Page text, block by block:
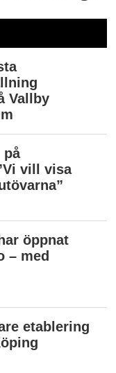
Vallby
på
vill visa
öppnat
– med
etablering